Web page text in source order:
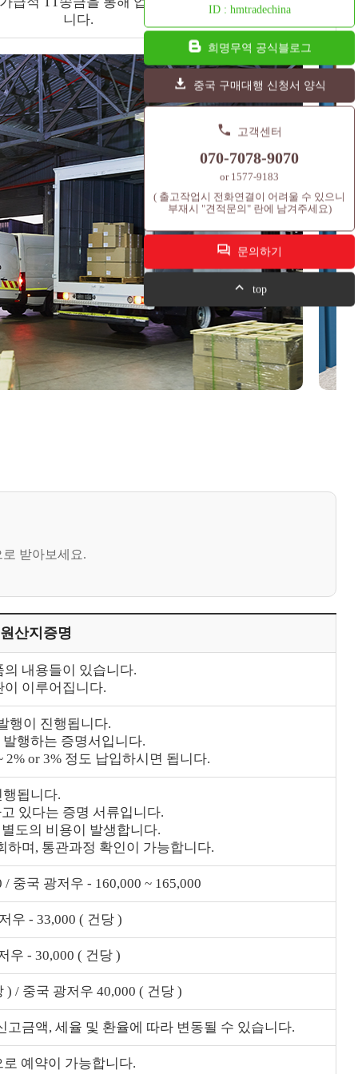
ID : hmtradechina
희명무역 공식블로그
중국 구매대행 신청서 양식
고객센터
070-7078-9070
or 1577-9183
( 출고작업시 전화연결이 어려울 수 있으니
부재시 "견적문의" 란에 남겨주세요)
문의하기
top
니다.
받아보세요.
산지증명
내용들이 있습니다.
이루어집니다.
행이 진행됩니다.
행하는 증명서입니다.
or 3% 정도 납입하시면 됩니다.
됩니다.
있다는 증명 서류입니다.
도의 비용이 발생합니다.
며, 통관과정 확인이 가능합니다.
중국 광저우 - 160,000 ~ 165,000
우 - 33,000 ( 건당 )
우 - 30,000 ( 건당 )
) / 중국 광저우 40,000 ( 건당 )
금액, 세율 및 환율에 따라 변동될 수 있습니다.
예약이 가능합니다.